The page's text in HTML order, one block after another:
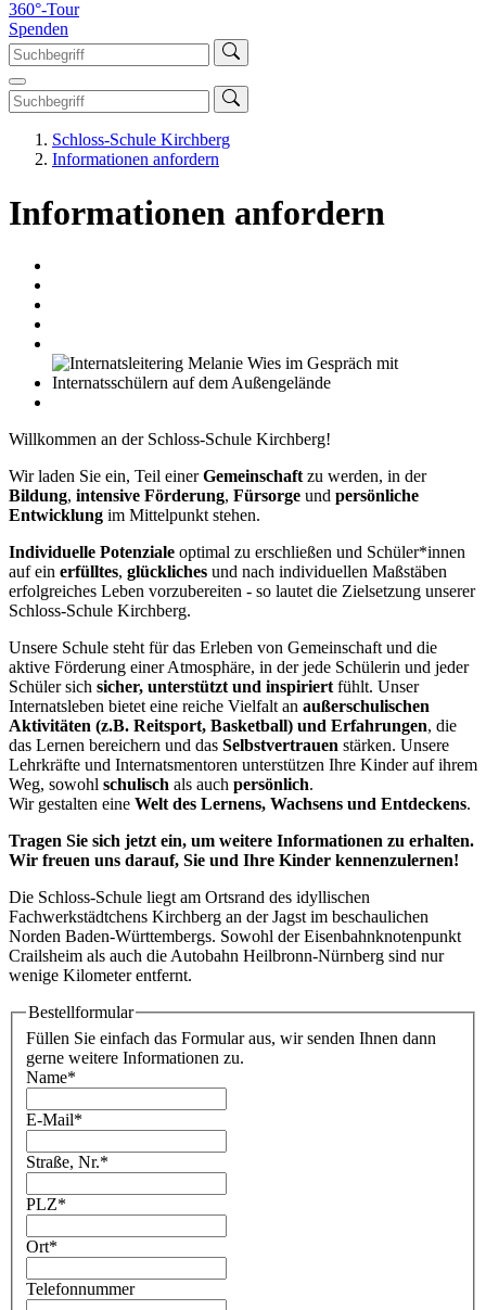
360°-Tour
Spenden
Schloss-Schule Kirchberg
Informationen anfordern
Informationen anfordern
Willkommen an der Schloss-Schule Kirchberg!
Wir laden Sie ein, Teil einerGemeinschaft zu werden, in der
Bildung, intensive Förderung, Fürsorge und persönliche
Entwicklung im Mittelpunkt stehen.
Individuelle Potenziale optimal zu erschließen und Schüler*innen
auf ein erfülltes, glückliches und nach individuellen Maßstäben
erfolgreiches Leben vorzubereiten - so lautet die Zielsetzung unserer
Schloss-Schule Kirchberg.
Unsere Schule steht für das Erleben von Gemeinschaft und die
aktive Förderung einer Atmosphäre, in der jede Schülerin und jeder
Schüler sich sicher, unterstützt und inspiriert fühlt. Unser
Internatsleben bietet eine reiche Vielfalt an außerschulischen
Aktivitäten (z.B. Reitsport, Basketball) und Erfahrungen, die
das Lernen bereichern und das Selbstvertrauen stärken. Unsere
Lehrkräfte und Internatsmentoren unterstützen Ihre Kinder auf ihrem
Weg, sowohl schulisch als auch persönlich.
Wir gestalten eine Welt des Lernens, Wachsens und Entdeckens.
Tragen Sie sich jetzt ein, um weitere Informationen zu erhalten.
Wir freuen uns darauf, Sie und Ihre Kinder kennenzulernen!
Die Schloss-Schule liegt am Ortsrand des idyllischen
Fachwerkstädtchens Kirchberg an der Jagst im beschaulichen
Norden Baden-Württembergs. Sowohl der Eisenbahnknotenpunkt
Crailsheim als auch die Autobahn Heilbronn-Nürnberg sind nur
wenige Kilometer entfernt.
Bestellformular
Füllen Sie einfach das Formular aus, wir senden Ihnen dann
gerne weitere Informationen zu.
Name*
E-Mail*
Straße, Nr.*
PLZ*
Ort*
Telefonnummer